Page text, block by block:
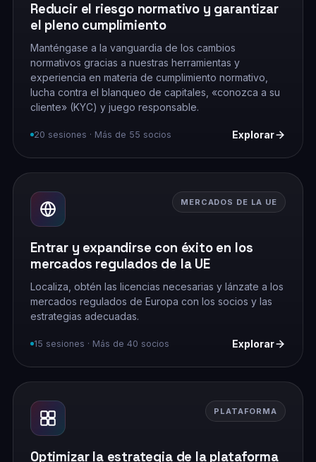
Reducir el riesgo normativo y garantizar
el pleno cumplimiento
Manténgase a la vanguardia de los cambios
normativos gracias a nuestras herramientas y
experiencia en materia de cumplimiento normativo,
lucha contra el blanqueo de capitales, «conozca a su
cliente» (KYC) y juego responsable.
20 sesiones · Más de 55 socios Explorar
MERCADOS DE LA UE
Entrar y expandirse con éxito en los
mercados regulados de la UE
Localiza, obtén las licencias necesarias y lánzate a los
mercados regulados de Europa con los socios y las
estrategias adecuadas.
15 sesiones · Más de 40 socios Explorar
PLATAFORMA
Optimizar la estrategia de la plataforma